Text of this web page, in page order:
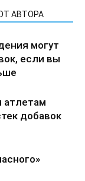
АВТОРА
могут
если вы
атлетам
добавок